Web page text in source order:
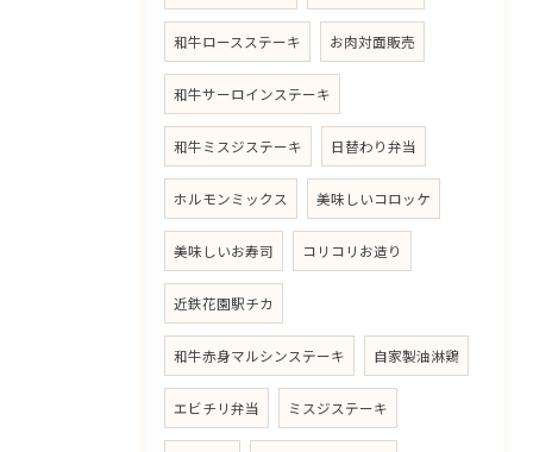
和牛ロースステーキ お肉対面販売
和牛サーロインステーキ
和牛ミスジステーキ 日替わり弁当
ホルモンミックス 美味しいコロッケ
美味しいお寿司 コリコリお造り
近鉄花園駅チカ
和牛赤身マルシンステーキ 自家製油淋鶏
エビチリ弁当 ミスジステーキ